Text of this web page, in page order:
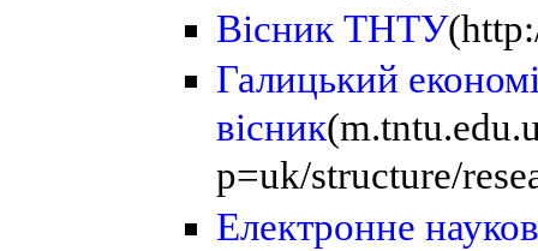
Вісник ТНТУ
Галицький
вісник
p=uk/structure/
Електронне